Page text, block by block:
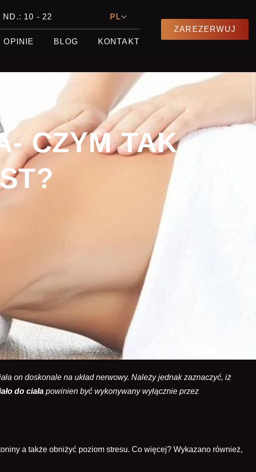
ND.: 10 - 22 PL
OPINIE BLOG KONTAKT
ZAREZERWUJ
CZYM TAK
on doskonale na układ nerwowy. Należy jednak zaznaczyć, iż
do ciała powinien być wykonywany wyłącznie przez
a także obniżyć poziom stresu. Co więcej? Wykazano również,